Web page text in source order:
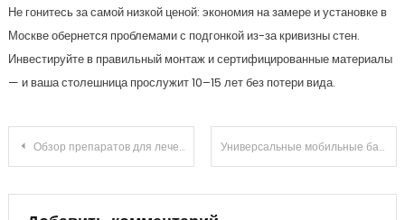
Не гонитесь за самой низкой ценой: экономия на замере и установке в
Москве обернется проблемами с подгонкой из-за кривизны стен.
Инвестируйте в правильный монтаж и сертифицированные материалы
— и ваша столешница прослужит 10–15 лет без потери вида.
Навигация
Обзор препаратов для лечения фурункулов Универсальные мобильные батареи: что это и зачем они нужны?